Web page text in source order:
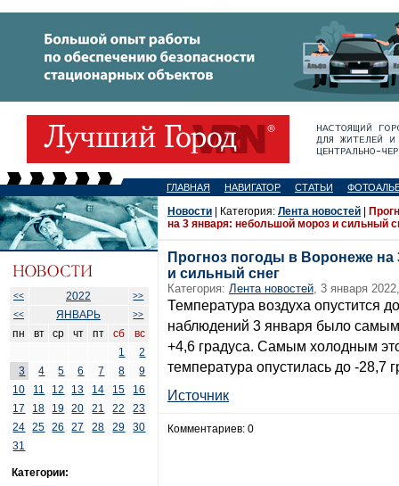
ГЛАВНАЯ НАВИГАТОР СТАТЬИ
<< 2022
>>
<<
ЯНВАРЬ >>
пн вт ср чт пт сб
вс
1
2
3
4 5 6 7 8
9
10
11 12 13 14 15
16
17
18 19 20 21 22
23
24
25 26 27 28 29
30
31
Категории:
Новости | Категория: Лента новостей
на 3 января: небольшой мороз и сильный
Прогноз погоды в Воронеже
и сильный снег
Категория: Лента новостей, 3 января
Температура воздуха опустится
наблюдений 3 января было
+4,6 градуса. Самым холодным
температура опустилась до -28,7
Источник
Комментариев: 0